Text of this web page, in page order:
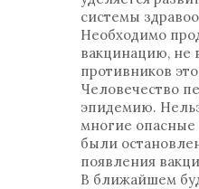
системы
Необходимо
вакцинацию, не
противников
Человечество
эпидемию.
многие опасные
были
появления
В ближайшем